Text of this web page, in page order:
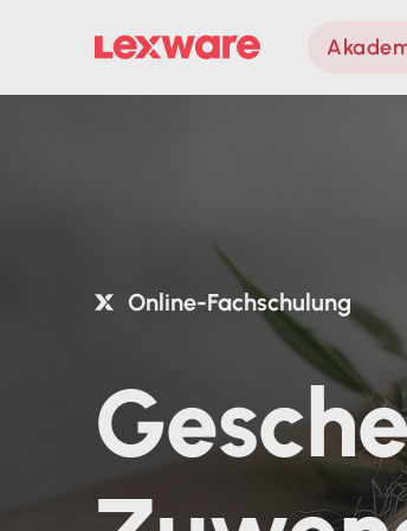
Online-Fachschulung